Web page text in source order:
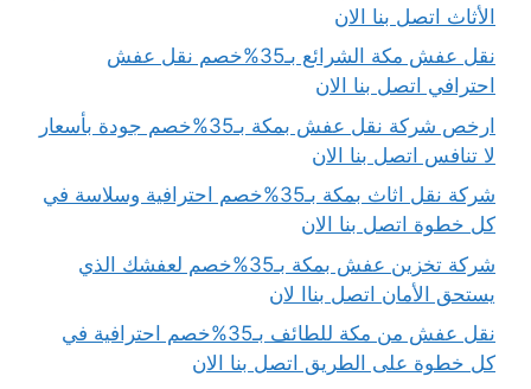
الأثاث اتصل بنا الان
نقل عفش مكة الشرائع بـ35%خصم نقل عفش
احترافي اتصل بنا الان
ارخص شركة نقل عفش بمكة بـ35%خصم جودة بأسعار
لا تنافس اتصل بنا الان
شركة نقل اثاث بمكة بـ35%خصم احترافية وسلاسة في
كل خطوة اتصل بنا الان
شركة تخزين عفش بمكة بـ35%خصم لعفشك الذي
يستحق الأمان اتصل بناا لان
نقل عفش من مكة للطائف بـ35%خصم احترافية في
كل خطوة على الطريق اتصل بنا الان